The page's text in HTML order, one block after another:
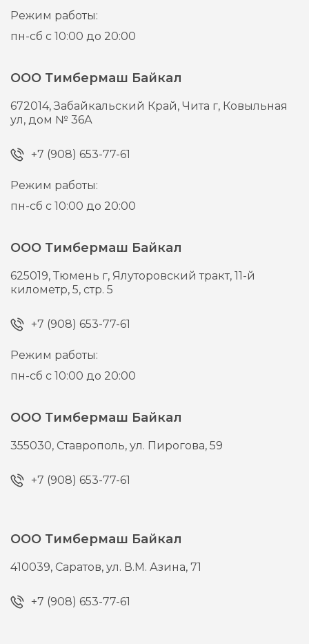
Режим работы:
пн-сб с 10:00 до 20:00
ООО Тимбермаш Байкал
672014,Забайкальский Край, Чита г, Ковыльная
ул, дом № 36А
+7 (908) 653-77-61
Режим работы:
пн-сб с 10:00 до 20:00
ООО Тимбермаш Байкал
625019,Тюмень г, Ялуторовский тракт, 11-й
километр, 5, стр. 5
+7 (908) 653-77-61
Режим работы:
пн-сб с 10:00 до 20:00
ООО Тимбермаш Байкал
355030, Ставрополь,ул. Пирогова, 59
+7 (908) 653-77-61
ООО Тимбермаш Байкал
410039, Саратов,ул. В.М. Азина, 71
+7 (908) 653-77-61